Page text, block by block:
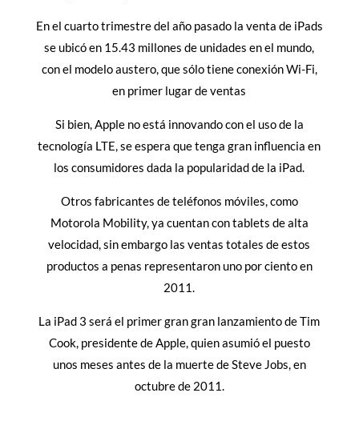
En el cuarto trimestre del año pasado la venta de iPads
se ubicó en 15.43 millones de unidades en el mundo,
con el modelo austero, que sólo tiene conexión Wi-Fi,
en primer lugar de ventas
Si bien, Apple no está innovando con el uso de la
tecnología LTE, se espera que tenga gran influencia en
los consumidores dada la popularidad de la iPad.
Otros fabricantes de teléfonos móviles, como
Motorola Mobility, ya cuentan con tablets de alta
velocidad, sin embargo las ventas totales de estos
productos a penas representaron uno por ciento en
2011.
La iPad 3 será el primer gran gran lanzamiento de Tim
Cook, presidente de Apple, quien asumió el puesto
unos meses antes de la muerte de Steve Jobs, en
octubre de 2011.